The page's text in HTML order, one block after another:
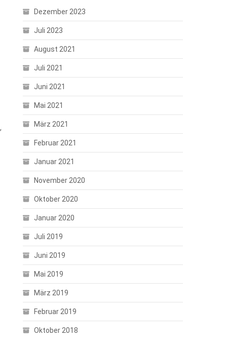
Dezember 2023
Juli 2023
August 2021
Juli 2021
Juni 2021
Mai 2021
März 2021
Februar 2021
Januar 2021
November 2020
Oktober 2020
Januar 2020
Juli 2019
Juni 2019
Mai 2019
März 2019
Februar 2019
Oktober 2018